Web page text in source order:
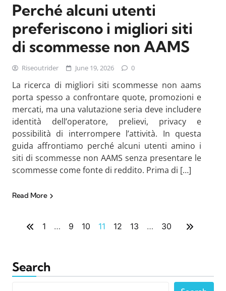
Perché alcuni utenti
preferiscono i migliori siti
di scommesse non AAMS
Riseoutrider June 19, 2026 0
La ricerca di migliori siti scommesse non aams
porta spesso a confrontare quote, promozioni e
mercati, ma una valutazione seria deve includere
identità dell’operatore, prelievi, privacy e
possibilità di interrompere l’attività. In questa
guida affrontiamo perché alcuni utenti amino i
siti di scommesse non AAMS senza presentare le
scommesse come fonte di reddito. Prima di […]
Read More
1 … 9 10 11 12 13 … 30
Search